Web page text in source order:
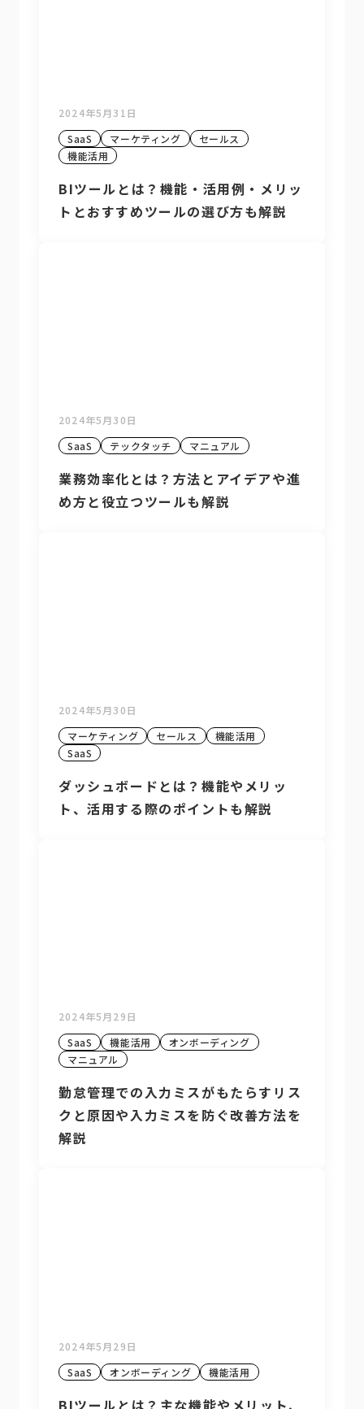
2024年5月31日
SaaS
マーケティング
セールス
機能活用
BIツールとは？機能・活用例・メリッ
トとおすすめツールの選び方も解説
2024年5月30日
SaaS
テックタッチ マニュアル
業務効率化とは？方法とアイデアや進
め方と役立つツールも解説
2024年5月30日
マーケティング
セールス
機能活用
SaaS
ダッシュボードとは？機能やメリッ
ト、活用する際のポイントも解説
2024年5月29日
SaaS
機能活用
オンボーディング
マニュアル
勤怠管理での入力ミスがもたらすリス
クと原因や入力ミスを防ぐ改善方法を
解説
2024年5月29日
SaaS
オンボーディング 機能活用